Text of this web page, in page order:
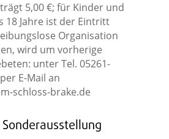
5,00 €; für Kinder und
18 Jahre ist der Eintritt
Organisation
wird um vorherige
unter Tel. 05261-
E-Mail an
schloss-brake.de